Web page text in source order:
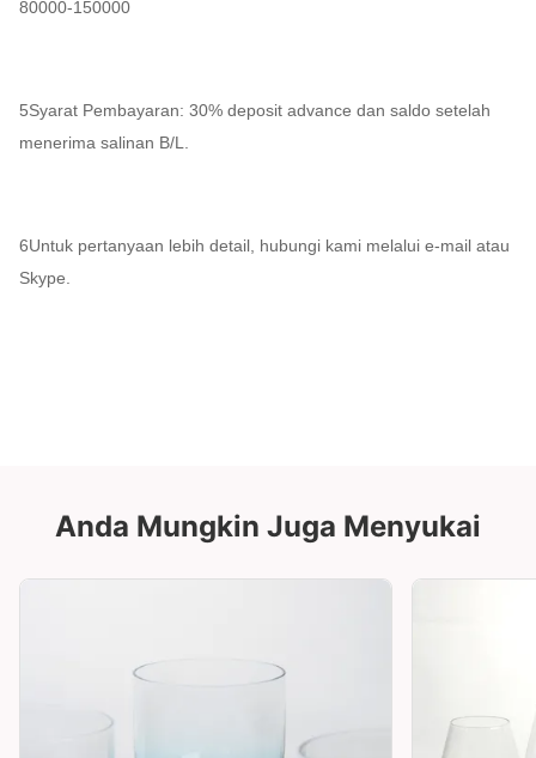
80000-150000
5Syarat Pembayaran: 30% deposit advance dan saldo setelah
menerima salinan B/L.
6Untuk pertanyaan lebih detail, hubungi kami melalui e-mail atau
Skype.
Anda Mungkin Juga Menyukai